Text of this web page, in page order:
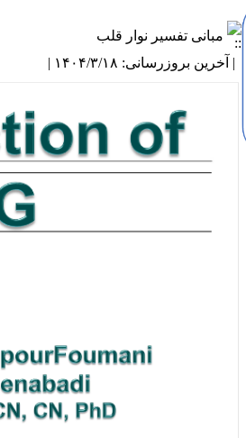
مبانی تفسیر نوار قلب
| آخرین بروزرسانی: ۱۴۰۴/۳/۱۸ |